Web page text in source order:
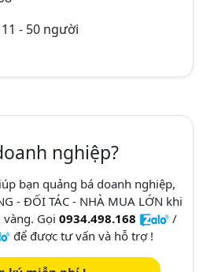
- 50 người
nghiệp?
bạn quảng bá doanh nghiệp,
- ĐỐI TÁC - NHÀ MUA LỚN khi
Gọi 0934.498.168
/
để được tư vấn và hỗ trợ !